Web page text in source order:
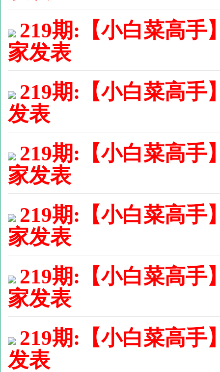
219期:【小白菜高
家发表
219期:【小白菜高手
发表
219期:【小白菜高手
家发表
219期:【小白菜高手
家发表
219期:【小白菜高手
家发表
219期:【小白菜高手
发表